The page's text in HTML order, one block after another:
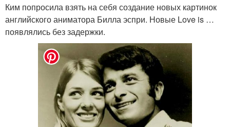
Ким попросила взять на себя создание новых картинок
английского аниматора Билла эспри. Новые Love is …
появлялись без задержки.